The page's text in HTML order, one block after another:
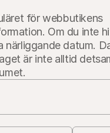
för webbutikens
Om du inte
närliggande datum.
är inte alltid